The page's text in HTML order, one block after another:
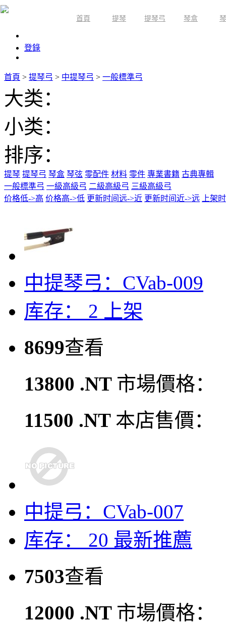
首頁 提琴 提琴弓 琴盒
登錄
首頁 > 提琴弓 > 中提琴弓 > 一般標準弓
大类：
小类：
排序：
提琴 提琴弓 琴盒 琴弦 零配件 材料 零件 專業書籍 古典專輯
一般標準弓 一級高級弓 二級高級弓 三級高級弓
价格低->高 价格高->低 更新时间远->近 更新时间近->远 上架
中提琴弓：CVab-009
库存： 2
上架
8699查看
13800 .NT 市場價格：
11500 .NT 本店售價：
中提弓：CVab-007
库存： 20 最新推薦
7503查看
12000 .NT 市場價格：